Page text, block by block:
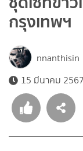
กรุงเทพฯ
nnanthisin
15 มีนาคม